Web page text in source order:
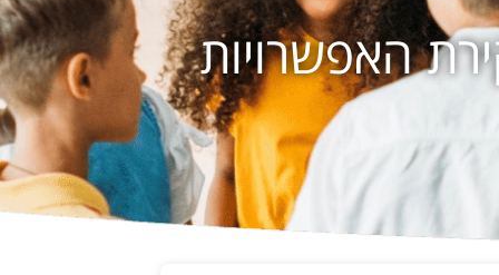
האפשרויות